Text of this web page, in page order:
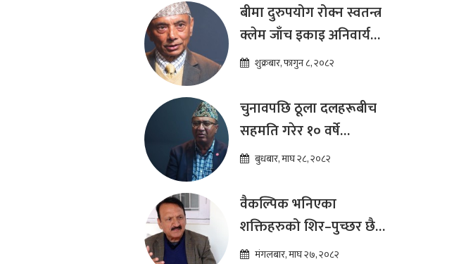
बीमा दुरुपयोग रोक्न स्वतन्त्र
क्लेम जाँच इकाइ अनिवार्य
:डा. शम्भुप्रसाद आचार्य
शुक्रबार, फागुन ८, २०८२
चुनावपछि ठूला दलहरूबीच
सहमति गरेर १० वर्षे
दीर्घकालीन आर्थिक सुधार
ढकाल
बुधबार, माघ २८, २०८२
वैकल्पिक भनिएका
शक्तिहरुको शिर–पुच्छर छैन,
प्रतिस्पर्धा पूरानै दलसँग हुन्छ :
मंगलबार, माघ २७, २०८२